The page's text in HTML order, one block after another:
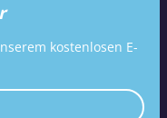
kostenlosen E-